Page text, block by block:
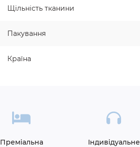
Щільність тканини
Пакування
Країна
Преміальна
Індивідуальне